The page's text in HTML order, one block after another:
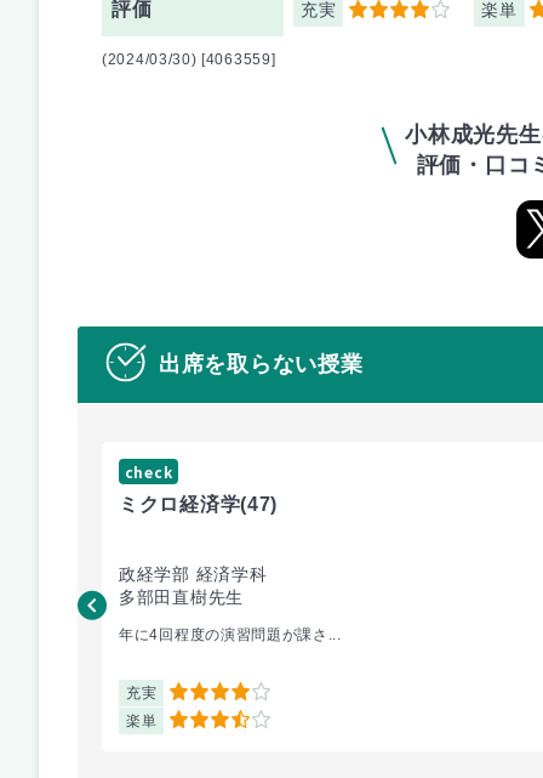
評価 充実 4 楽単 5
(2024/03/30) [4063559]
小林成光先
評価・口コ
出席を取らない授業
check
ミクロ経済学(47)
政経学部 経済学科
多部田直樹先生
年に4回程度の演習問題が課さ...
充実 4
楽単 3.5